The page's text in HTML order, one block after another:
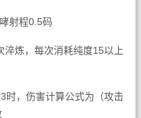
射程0.5码
淬炼，每次消耗纯度15以上
时，伤害计算公式为（攻击